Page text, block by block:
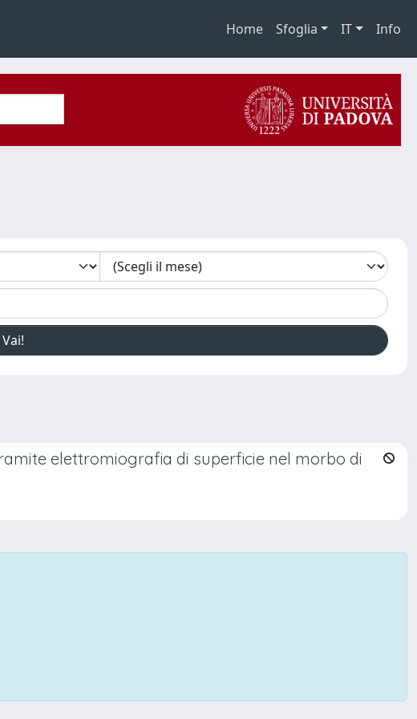
Home Sfoglia IT Info
elettromiografia di superficie nel morbo di